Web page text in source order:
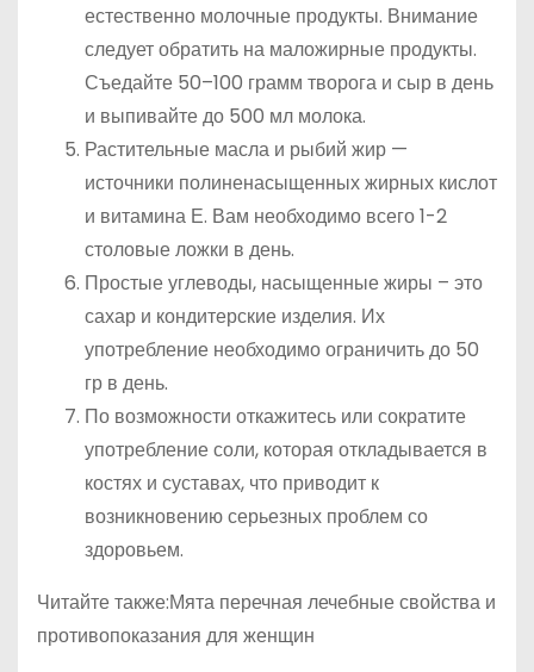
естественно молочные продукты. Внимание
следует обратить на маложирные продукты.
Съедайте 50–100 грамм творога и сыр в день
и выпивайте до 500 мл молока.
Растительные масла и рыбий жир —
источники полиненасыщенных жирных кислот
и витамина Е. Вам необходимо всего 1-2
столовые ложки в день.
Простые углеводы, насыщенные жиры – это
сахар и кондитерские изделия. Их
употребление необходимо ограничить до 50
гр в день.
По возможности откажитесь или сократите
употребление соли, которая откладывается в
костях и суставах, что приводит к
возникновению серьезных проблем со
здоровьем.
Читайте также:Мята перечная лечебные свойства и
противопоказания для женщин